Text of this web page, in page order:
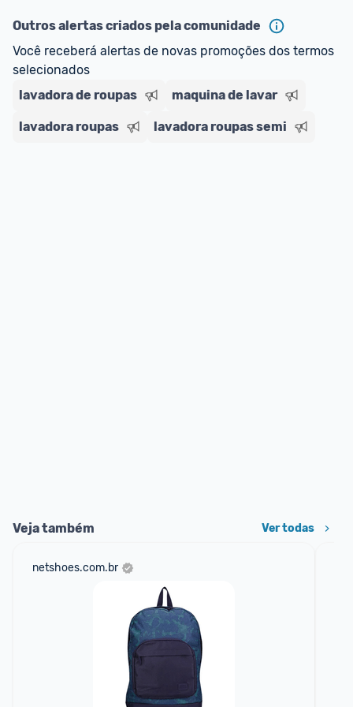
ou MercadoLíder Platinum.
E lembre-se: você sempre pode contar ajuda da
comunidade para tirar dúvidas ou acionar os
nossos Admins marcando @admin em um
Outros alertas criados pela comunidade
Você receberá alertas de novas promoções dos termos
selecionados
lavadora de roupas
maquina de lavar
lavadora roupas lavadora roupas semi
Veja também Ver todas
netshoes.com.br